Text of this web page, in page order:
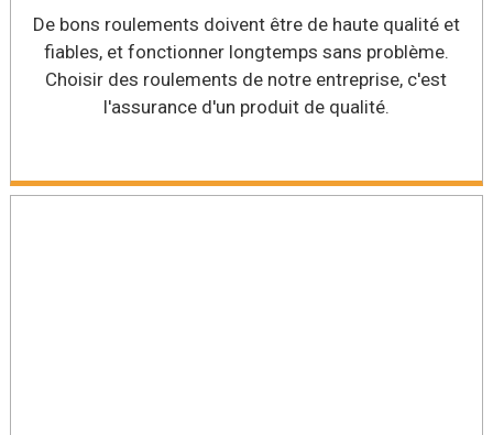
De bons roulements doivent être de haute qualité et
fiables, et fonctionner longtemps sans problème.
Choisir des roulements de notre entreprise, c'est
l'assurance d'un produit de qualité.